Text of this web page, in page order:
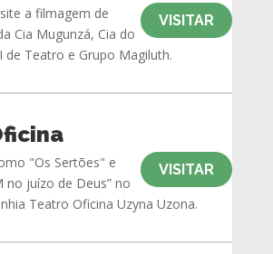
VISITAR
a filmagem de
Cia Mugunzá, Cia do
de Teatro e Grupo Magiluth.
VISITAR
"Os Sertões" e
no juízo de Deus” no
Teatro Oficina Uzyna Uzona.